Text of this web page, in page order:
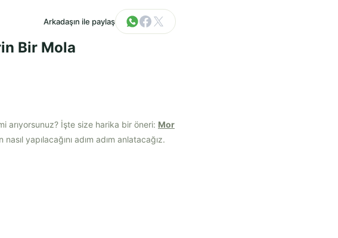
Arkadaşın ile paylaş
Bir Mola
arıyorsunuz? İşte size harika bir öneri: Mor
yapılacağını adım adım anlatacağız.